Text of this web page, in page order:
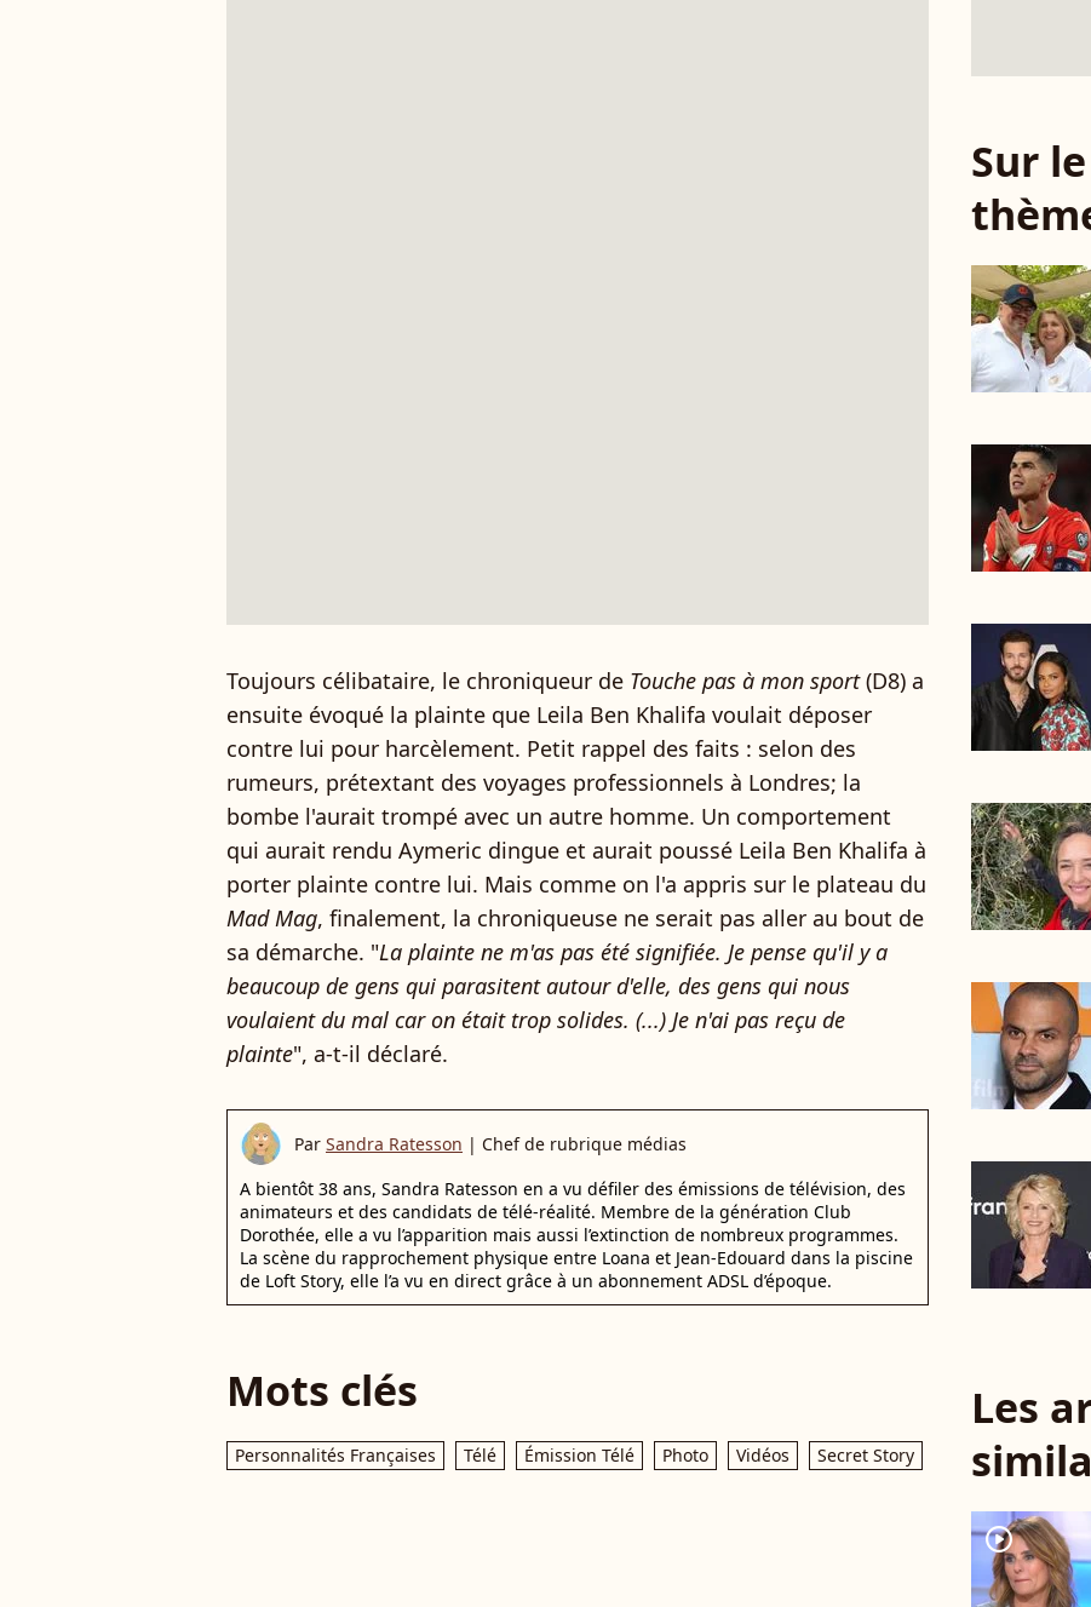
Toujours célibataire, le chroniqueur de Touche pas à mon sport(D8) a
ensuite évoqué la plainte que Leila Ben Khalifa voulait déposer
contre lui pour harcèlement. Petit rappel des faits : selon des
rumeurs, prétextant des voyages professionnels à Londres; la
bombe l'aurait trompé avec un autre homme. Un comportement
qui aurait rendu Aymeric dingue et aurait poussé Leila Ben Khalifa à
porter plainte contre lui. Mais comme on l'a appris sur le plateau du
Mad Mag, finalement, la chroniqueuse ne serait pas aller au bout de
sa démarche. "La plainte ne m'as pas été signifiée. Je pense qu'il y a
beaucoup de gens qui parasitent autour d'elle, des gens qui nous
voulaient du mal car on était trop solides. (...) Je n'ai pas reçu de
plainte", a-t-il déclaré.
Par Sandra Ratesson | Chef de rubrique médias
A bientôt 38 ans, Sandra Ratesson en a vu défiler des émissions de télévision, des
animateurs et des candidats de télé-réalité. Membre de la génération Club
Dorothée, elle a vu l’apparition mais aussi l’extinction de nombreux programmes.
La scène du rapprochement physique entre Loana et Jean-Edouard dans la piscine
de Loft Story, elle l’a vu en direct grâce à un abonnement ADSL d’époque.
Mots clés
Personnalités Françaises Télé Émission Télé Photo Vidéos Secret Story
Sur
Les
player2